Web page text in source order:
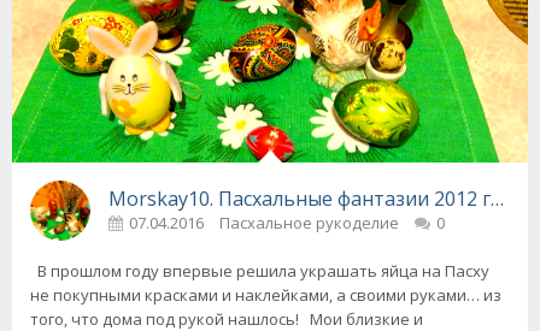
Morskay10. Пасхальные фантазии 2012 года.
07.04.2016 Пасхальное рукоделие 0
В прошлом году впервые решила украшать яйца на Пасху
не покупными красками и наклейками, а своими руками… из
того, что дома под рукой нашлось! Мои близкие и